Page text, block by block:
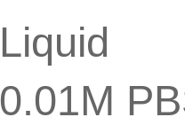
Liquid
0.01M